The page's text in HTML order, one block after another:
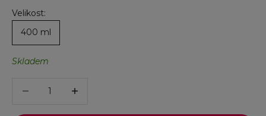
Velikost:
400 ml
Skladem